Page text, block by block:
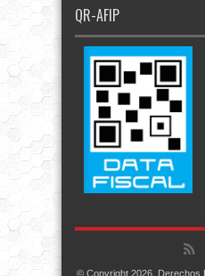
QR-AFIP
© Copyright 2026, Derechos